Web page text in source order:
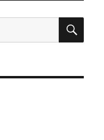
搜